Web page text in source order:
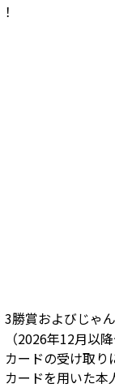
3勝賞およびじゃ
（2026年12月以
カードの受け取
カードを用いた